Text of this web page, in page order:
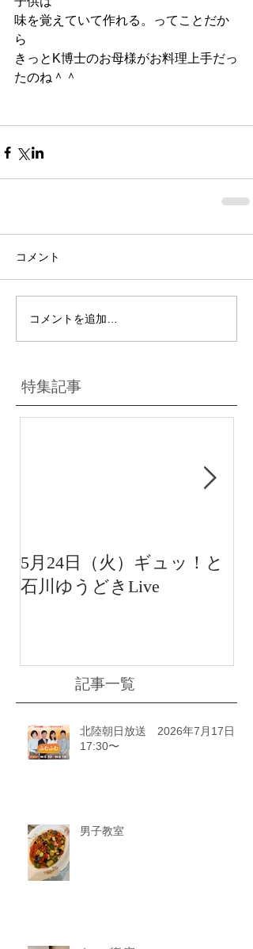
味を覚えていて作れる。ってことだか
ら
きっとK博士のお母様がお料理上手だっ
たのね＾＾
コメント
コメントを追加…
特集記事
5月24日（火）ギュッ！と
石川ゆうどきLive
記事一覧
北陸朝日放送 2026年7月17日
17:30〜
男子教室